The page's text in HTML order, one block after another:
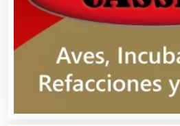
Bordados y Estampados